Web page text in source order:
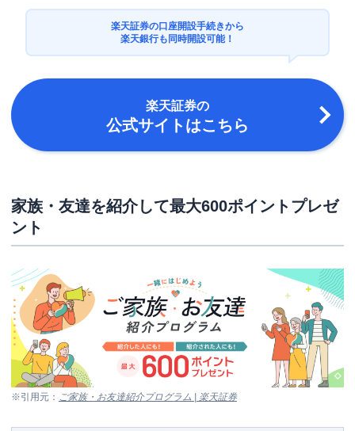
楽天証券の口座開設手続きから
楽天銀行も同時開設可能！
楽天証券の
公式サイトはこちら
家族・友達を紹介して最大600ポイントプレゼ
ント
※引用元： ご家族・お友達紹介プログラム | 楽天証券